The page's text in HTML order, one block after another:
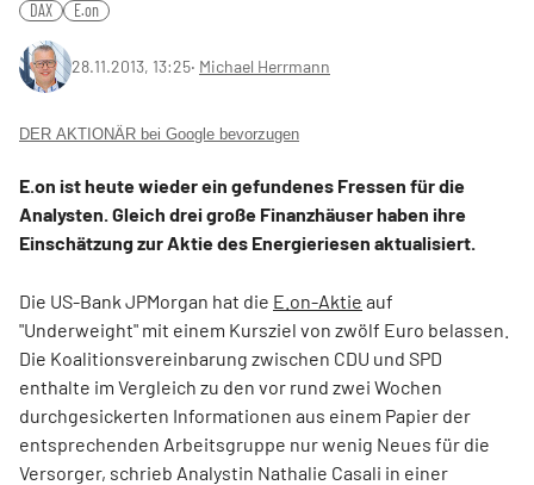
DAX E.on
28.11.2013, 13:25‧ Michael Herrmann
DER AKTIONÄR bei Google bevorzugen
E.on ist heute wieder ein gefundenes Fressen für die
Analysten. Gleich drei große Finanzhäuser haben ihre
Einschätzung zur Aktie des Energieriesen aktualisiert.
Die US-Bank JPMorgan hat die E.on-Aktie auf
"Underweight" mit einem Kursziel von zwölf Euro belassen.
Die Koalitionsvereinbarung zwischen CDU und SPD
enthalte im Vergleich zu den vor rund zwei Wochen
durchgesickerten Informationen aus einem Papier der
entsprechenden Arbeitsgruppe nur wenig Neues für die
Versorger, schrieb Analystin Nathalie Casali in einer